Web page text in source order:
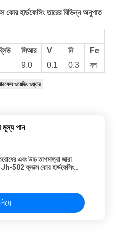
কোর হার্ডফেসিং তারের বিভিন্ন অনুপাত
সিআর V নি
Fe
9.0 0.1 0.3 বল
ওয়েল্ডিং ওয়্যার
মূল্য পান
এবং উচ্চ তাপমাত্রা জারা
502 ফ্লাক্স কোর হার্ডফেসিং